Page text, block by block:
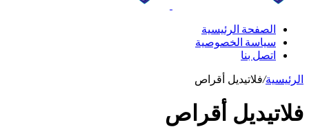
الصفحة الرئيسية
سياسة الخصوصية
اتصل بنا
الرئيسية/فلاتيديل أقراص
فلاتيديل أقراص